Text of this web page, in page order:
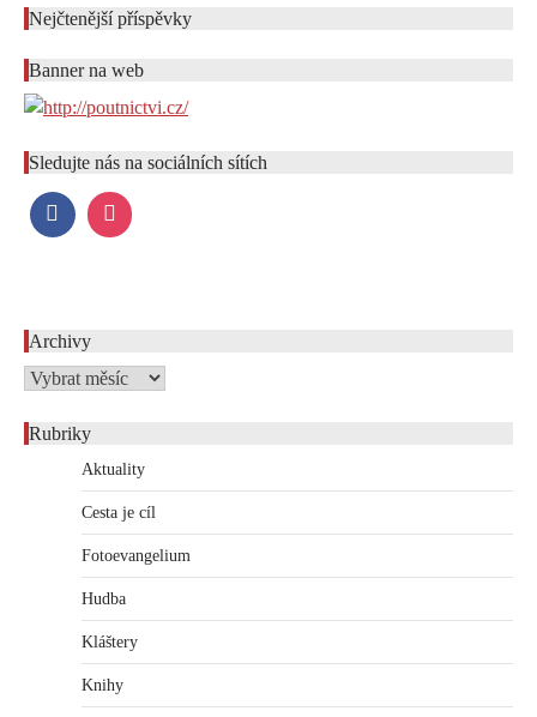
Nejčtenější příspěvky
Banner na web
Sledujte nás na sociálních sítích
Archivy
Archivy
Rubriky
Aktuality
Cesta je cíl
Fotoevangelium
Hudba
Kláštery
Knihy